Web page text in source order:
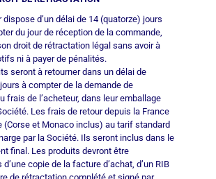
dispose d’un délai de 14 (quatorze) jours
du jour de réception de la commande,
droit de rétractation légal sans avoir à
ni à payer de pénalités.
seront à retourner dans un délai de
à compter de la demande de
frais de l’acheteur, dans leur emballage
Les frais de retour depuis la France
(Corse et Monaco inclus) au tarif standard
par la Société. Ils seront inclus dans le
final. Les produits devront être
copie de la facture d’achat, d’un RIB